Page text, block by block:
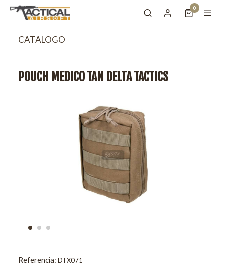
0
CATALOGO
POUCH MEDICO TAN DELTA TACTICS
Referencia: DTX071